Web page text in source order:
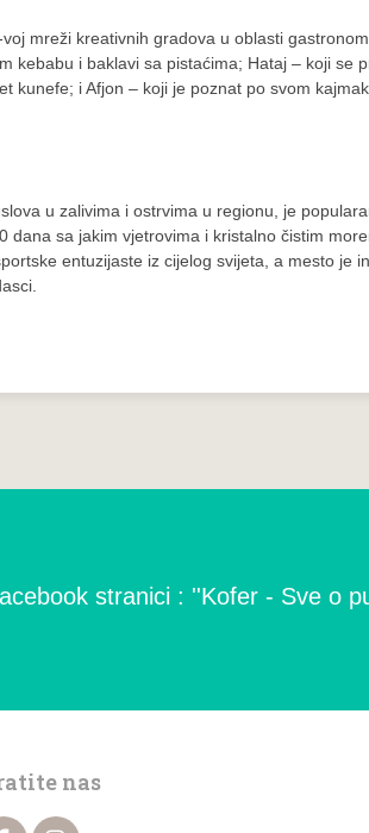
mreži kreativnih gradova u oblasti
kebabu i baklavi sa pistaćima; Hataj – koji se
kunefe; i Afjon – koji je poznat po svom
u zalivima i ostrvima u regionu, je
dana sa jakim vjetrovima i kristalno čistim
entuzijaste iz cijelog svijeta, a mesto je
stranici : ''Kofer - Sve o
nas